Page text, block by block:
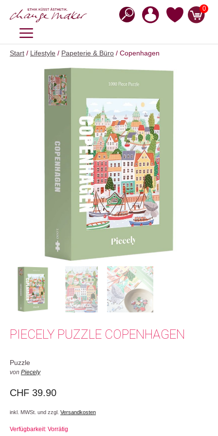
Inhalt
0
MENÜ
Start / Lifestyle / Papeterie & Büro / Copenhagen
PIECELY PUZZLE COPENHAGEN
Puzzle
von Piecely
CHF 39.90
inkl. MWSt. und zzgl. Versandkosten
Verfügbarkeit: Vorrätig